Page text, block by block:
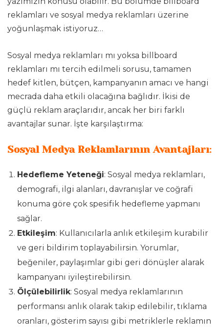
reklamları ve sosyal medya reklamları üzerine
yoğunlaşmak istiyoruz…
Sosyal medya reklamları mı yoksa billboard
reklamları mı tercih edilmeli sorusu, tamamen
hedef kitlen, bütçen, kampanyanın amacı ve hangi
mecrada daha etkili olacağına bağlıdır. İkisi de
güçlü reklam araçlarıdır, ancak her biri farklı
avantajlar sunar. İşte karşılaştırma:
Sosyal Medya Reklamlarının Avantajları:
Hedefleme Yeteneği: Sosyal medya reklamları,
demografi, ilgi alanları, davranışlar ve coğrafi
konuma göre çok spesifik hedefleme yapmanı
sağlar.
Etkileşim: Kullanıcılarla anlık etkileşim kurabilir
ve geri bildirim toplayabilirsin. Yorumlar,
beğeniler, paylaşımlar gibi geri dönüşler alarak
kampanyanı iyileştirebilirsin.
Ölçülebilirlik: Sosyal medya reklamlarının
performansı anlık olarak takip edilebilir, tıklama
oranları, gösterim sayısı gibi metriklerle reklamın